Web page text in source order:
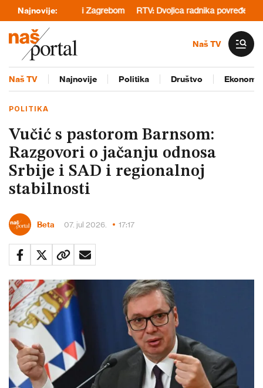
Najnovije:
Prištinom i Zagrebom RTV: Dvojica radnika povređena u
Naš TV
Naš TV Najnovije Politika Društvo
POLITIKA
Vučić s pastorom Barnsom:
Razgovori o jačanju odnosa
Srbije i SAD i regionalnoj
stabilnosti
Beta 07. jul 2026. 17:17